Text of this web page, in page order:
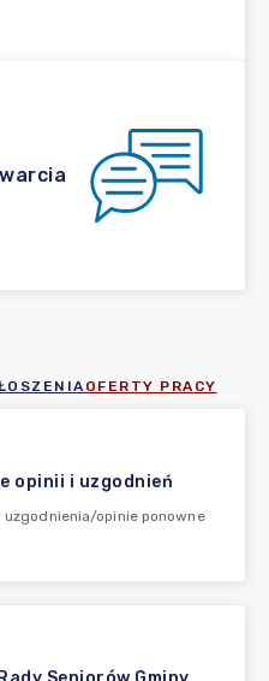
OFERTY PRACY
opinii i uzgodnień
uzgodnienia/opinie ponowne